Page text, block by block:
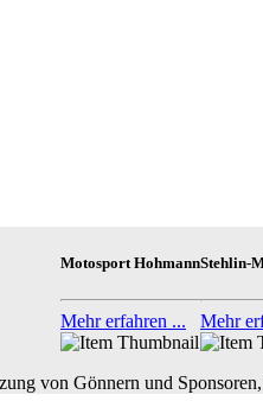
Motosport Hohmann
Mehr erfahren ...
Stehlin-
Mehr
von Gönnern und